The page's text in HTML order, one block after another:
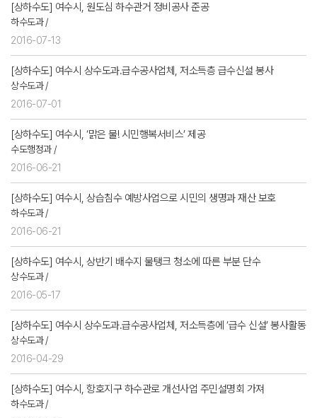
[상하수도] 여수시, 원도심 하수관거 정비공사 준공
하수도과 /
2016-07-13
[상하수도] 여수시 상수도과․급수공사업체, 저소득층 급수신설 봉사
상수도과 /
2016-07-01
[상하수도] 여수시, ‘맑은 물! 시민행복서비스’ 제공
수도행정과 /
2016-06-21
[상하수도] 여수시, 상습침수 예방사업으로 시민의 생명과 재산 보호
하수도과 /
2016-06-21
[상하수도] 여수시, 상반기 배수지 물탱크 청소에 따른 부분 단수
상수도과 /
2016-05-17
[상하수도] 여수시 상수도과․급수공사업체, 저소득층에 ‘급수 신설’ 봉사활동
상수도과 /
2016-04-29
[상하수도] 여수시, 항호지구 하수관로 개선사업 주민설명회 가져
하수도과 /